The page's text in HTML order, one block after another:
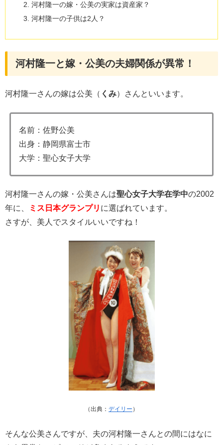
河村隆一の嫁・公美の実家は資産家？
河村隆一の子供は2人？
河村隆一と嫁・公美の夫婦関係が異常！
河村隆一さんの嫁は公美（ くみ）さんといいます。
名前：佐野公美
出身：静岡県富士市
大学：聖心女子大学
河村隆一さんの嫁・公美さんは聖心女子大学在学中の2002
年に、
ミス日本グランプリ に選ばれています。
さすが、美人でスタイルいいですね！
（出典： デイリー ）
そんな公美さんですが、夫の河村隆一さんとの間にはなに